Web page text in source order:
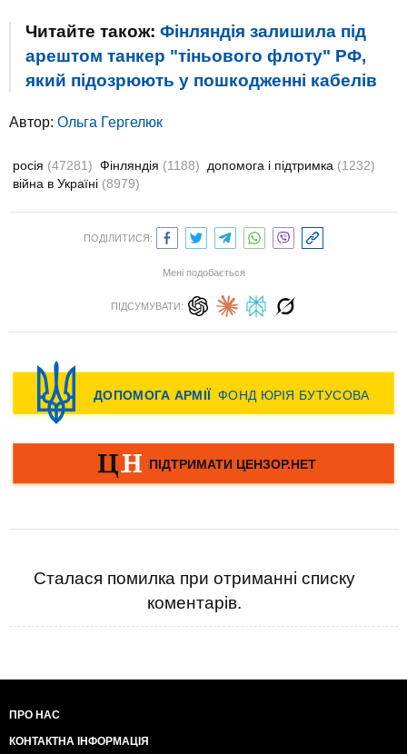
Читайте також: Фінляндія залишила під
арештом танкер "тіньового флоту" РФ,
який підозрюють у пошкодженні кабелів
Автор: Ольга Гергелюк
росія (47281) Фінляндія (1188) допомога і підтримка (1232)
війна в Україні (8979)
ПОДІЛИТИСЯ:
Мені подобається
ПІДСУМУВАТИ:
Сталася помилка при отриманні списку
коментарів.
ПРО НАС
КОНТАКТНА ІНФОРМАЦІЯ